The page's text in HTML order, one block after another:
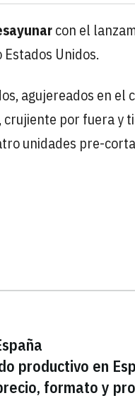
con el
Unidos.
agujereados en el
por fuera y
unidades pre-
productivo en
formato y